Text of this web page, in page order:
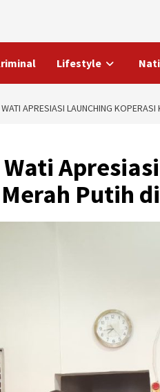
Lifestyle
APRESIASI LAUNCHING
Putih